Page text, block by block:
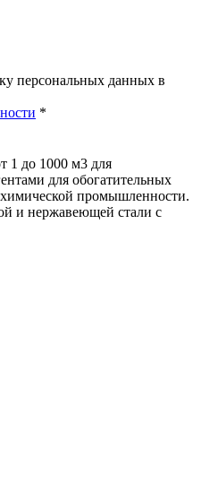
персональных данных в
*
1 до 1000 м3 для
для обогатительных
промышленности.
и нержавеющей стали с